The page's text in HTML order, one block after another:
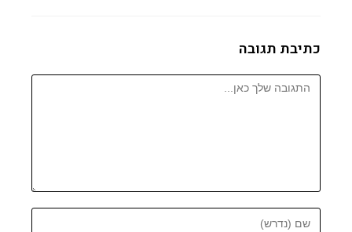
כתיבת תגובה